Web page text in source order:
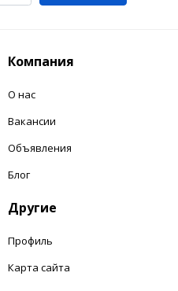
Компания
О нас
Вакансии
Объявления
Блог
Другие
Профиль
Карта сайта